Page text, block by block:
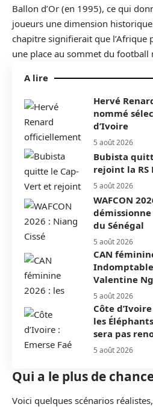
Ballon d’Or (en 1995), ce qui
joueurs une dimension
chapitre signifierait que
une place au sommet du
A lire
Hervé
nommé
d’Ivoire
5 août 2026
Bubista
rejoint la RS
5 août 2026
WAFCON
du Sénégal
5 août 2026
CAN
Valentine
5 août 2026
Côte
les
sera pas
5 août 2026
Qui a le plus de
Voici quelques scénarios